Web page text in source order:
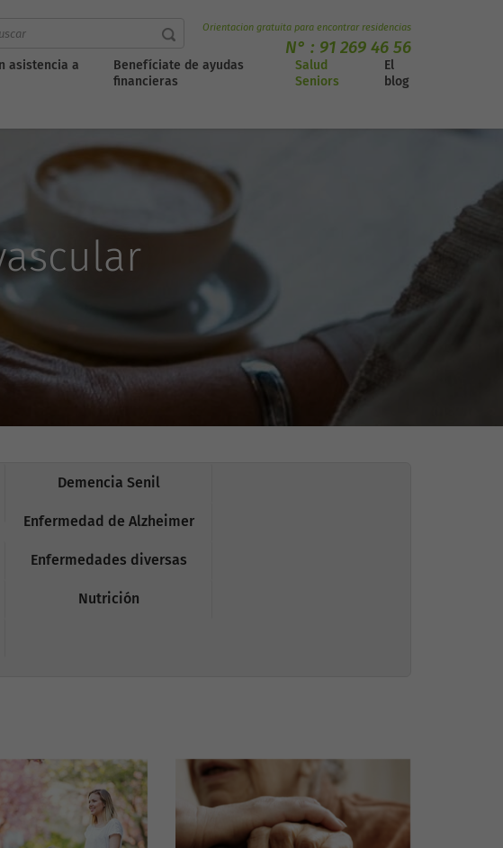
Orientacion gratuita para encontrar residencias
N° : 91 269 46 56
asistencia a
Benefíciate de ayudas
financieras
Salud
Seniors
El
blog
Demencia Senil
Enfermedad de Alzheimer
Enfermedades diversas
Nutrición